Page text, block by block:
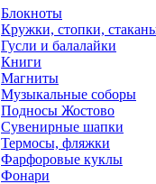
Блокноты
Кружки, стопки,
Гусли и балалайки
Книги
Магниты
Музыкальные соборы
Подносы Жостово
Сувенирные шапки
Термосы, фляжки
Фарфоровые куклы
Фонари